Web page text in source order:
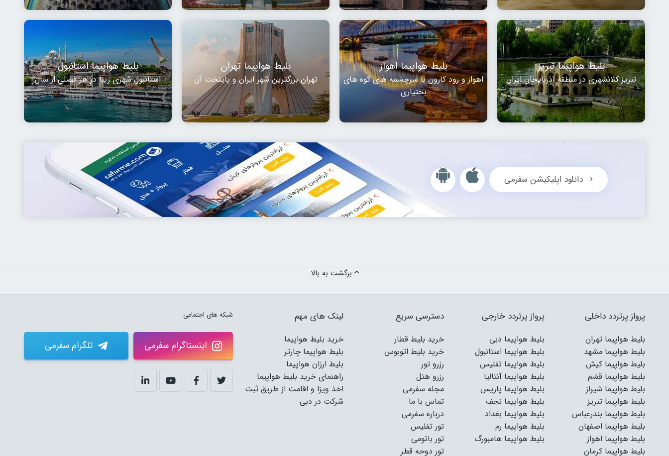
بلیط هواپیما تبریز
تبریز کلانشهری در منطقهٔ آذربایجان ایران
بلیط هواپیما اهواز
اهواز و رود کارون با سرچشمه های کوه های
بختیاری
بلیط هواپیما تهران
تهران بزرگترین شهر ایران و پایتخت آن
بلیط هواپیما استانبول
استانبول شهری زیبا در هر فصلی از سال
دانلود اپلیکیشن سفرمی
پرواز پرتردد داخلی
بلیط هواپیما تهران
بلیط هواپیما مشهد
بلیط هواپیما کیش
بلیط هواپیما قشم
بلیط هواپیما شیراز
بلیط هواپیما تبریز
بلیط هواپیما بندرعباس
بلیط هواپیما اصفهان
بلیط هواپیما اهواز
بلیط هواپیما کرمان
پرواز پرتردد خارجی
بلیط هواپیما دبی
بلیط هواپیما استانبول
بلیط هواپیما تفلیس
بلیط هواپیما آنتالیا
بلیط هواپیما پاریس
بلیط هواپیما نجف
بلیط هواپیما بغداد
بلیط هواپیما رم
بلیط هواپیما هامبورگ
دسترسی سریع
خرید بلیط قطار
خرید بلیط اتوبوس
رزرو تور
رزرو هتل
مجله سفرمی
تماس با ما
درباره سفرمی
تور تفلیس
تور باتومی
تور دوحه قطر
لینک های مهم
خرید بلیط هواپیما
بلیط هواپیما چارتر
بلیط ارزان هواپیما
راهنمای خرید بلیط هواپیما
اخذ ویزا و اقامت از طریق ثبت
شرکت در دبی
شبکه های اجتماعی
اینستاگرام سفرمی تلگرام سفرمی